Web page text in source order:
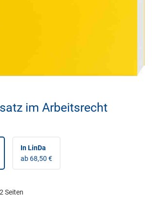
im Arbeitsrecht
In LinDa
ab 68,50 €
Seiten